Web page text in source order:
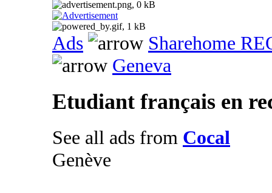
Ads
Sharehome
Geneva
Etudiant français en
See all ads from Cocal
Genève